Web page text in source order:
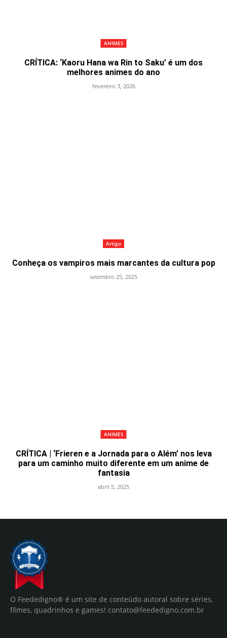
ANIMES
CRÍTICA: ‘Kaoru Hana wa Rin to Saku’ é um dos
melhores animes do ano
fevereiro 3, 2026
Artigo
Conheça os vampiros mais marcantes da cultura pop
setembro 25, 2025
ANIMES
CRÍTICA | ‘Frieren e a Jornada para o Além’ nos leva
para um caminho muito diferente em um anime de
fantasia
abril 5, 2025
O Feededigno® é um site de conteúdo autoral sobre séries,
filmes, quadrinhos e games! contato@feededigno.com.br